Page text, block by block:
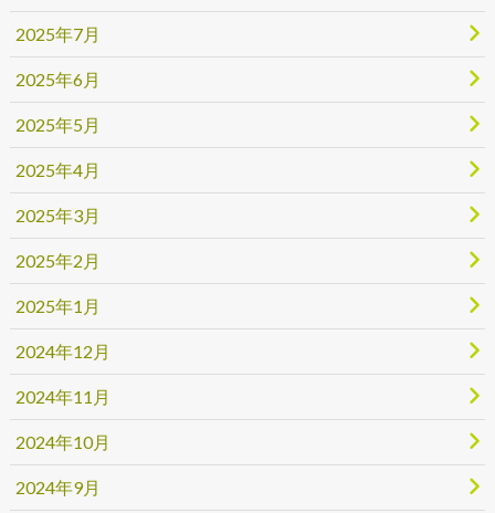
2025年7月
2025年6月
2025年5月
2025年4月
2025年3月
2025年2月
2025年1月
2024年12月
2024年11月
2024年10月
2024年9月